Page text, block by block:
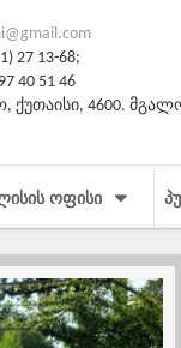
27 13-68;
40 51 46
ქუთაისი, 4600.
ᲝᲤᲘᲡᲘ